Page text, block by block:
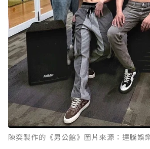
陳奕製作的《男公館》圖片來源：達騰娛